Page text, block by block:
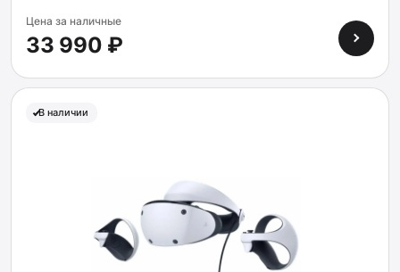
Цена за наличные
33 990 ₽
В наличии